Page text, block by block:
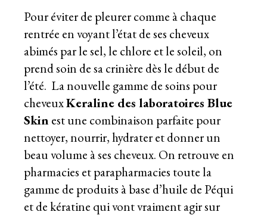
Pour éviter de pleurer comme à chaque
rentrée en voyant l’état de ses cheveux
abimés par le sel, le chlore et le soleil, on
prend soin de sa crinière dès le début de
l’été. La nouvelle gamme de soins pour
cheveuxKeraline des laboratoires Blue
Skin est une combinaison parfaite pour
nettoyer, nourrir, hydrater et donner un
beau volume à ses cheveux. On retrouve en
pharmacies et parapharmacies toute la
gamme de produits à base d’huile de Péqui
et de kératine qui vont vraiment agir sur